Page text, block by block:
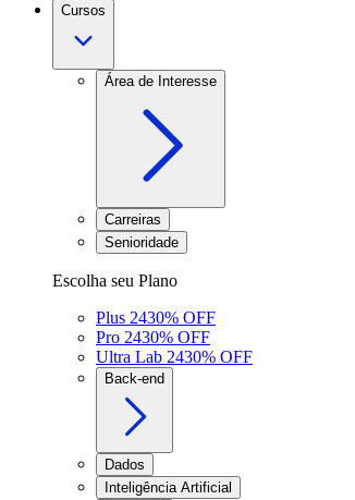
Cursos
Área de Interesse
Carreiras
Senioridade
Escolha seu Plano
Plus 2430% OFF
Pro 2430% OFF
Ultra Lab 2430% OFF
Back-end
Dados
Inteligência Artificial